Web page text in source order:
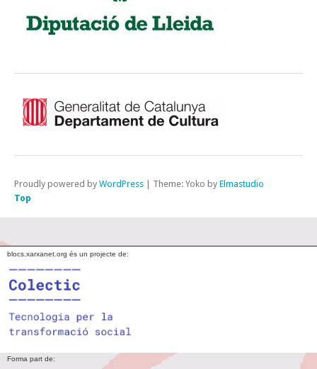
Proudly powered by WordPress | Theme: Yoko by Elmastudio
Top
blocs.xarxanet.org és un projecte de:
Forma part de: